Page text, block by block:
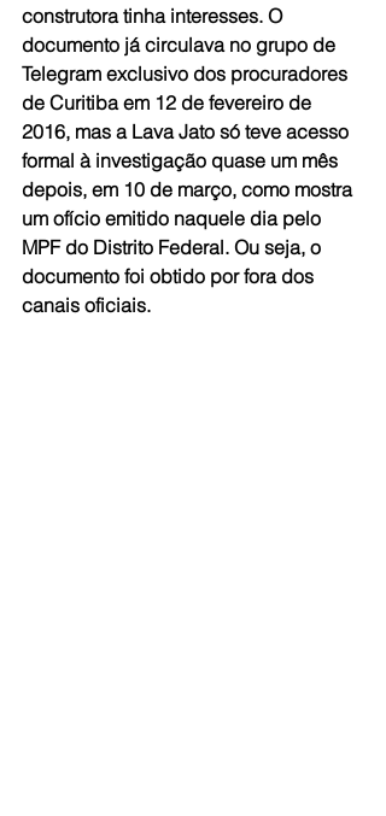
construtora tinha interesses. O
documento já circulava no grupo de
Telegram exclusivo dos procuradores
de Curitiba em 12 de fevereiro de
2016, mas a Lava Jato só teve acesso
formal à investigação quase um mês
depois, em 10 de março, como mostra
um ofício emitido naquele dia pelo
MPF do Distrito Federal. Ou seja, o
documento foi obtido por fora dos
canais oficiais.